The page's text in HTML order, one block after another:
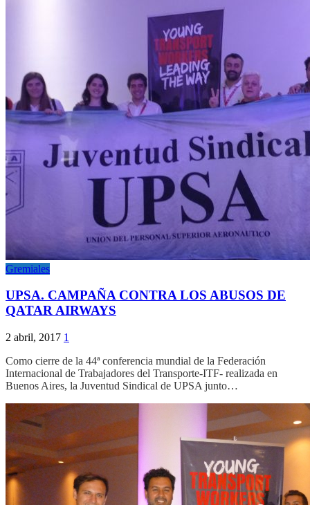
Gremiales
UPSA. CAMPAÑA CONTRA LOS ABUSOS DE
QATAR AIRWAYS
2 abril, 2017 1
Como cierre de la 44ª conferencia mundial de la Federación
Internacional de Trabajadores del Transporte-ITF- realizada en
Buenos Aires, la Juventud Sindical de UPSA junto…